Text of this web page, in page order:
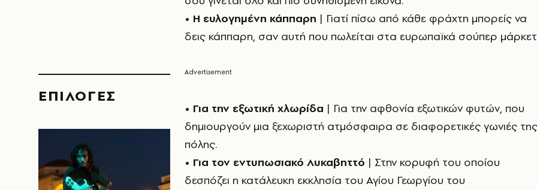
EΠΙΛΟΓΈΣ
• Η ευλογημένη κάππαρη | Γιατί πίσω από κάθε φράχτη μπορείς να
δεις κάππαρη, σαν αυτή που πωλείται στα ευρωπαϊκά σούπερ
• Για την εξωτική χλωρίδα | Για την αφθονία εξωτικών φυτών, που
δημιουργούν μια ξεχωριστή ατμόσφαιρα σε διαφορετικές γωνιές της
πόλης.
• Για τον εντυπωσιακό Λυκαβηττό | Στην κορυφή του οποίου
δεσπόζει η κατάλευκη εκκλησία του Αγίου Γεωργίου του